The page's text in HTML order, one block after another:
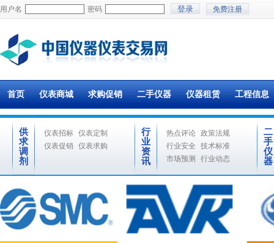
用户名 密码 免费注册
首页 仪表商城 求购促销 二手仪器 仪器租赁 工程信息
供
求
调
剂
仪表招标 仪表定制
仪表促销
仪表求购
行
业
资
讯
热点评论 政策法规
行业安全
技术标准
市场预测
行业动态
二
手
仪
器